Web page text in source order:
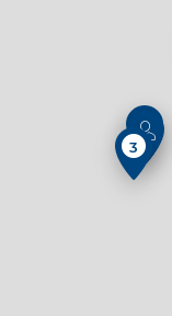
3